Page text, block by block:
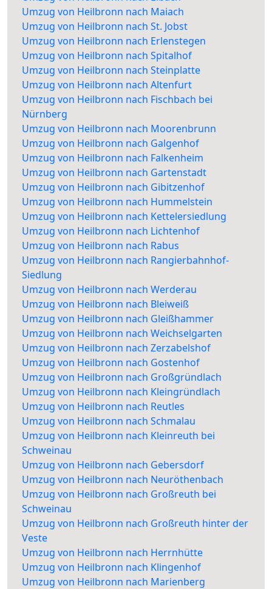
Umzug von Heilbronn nach Maiach
Umzug von Heilbronn nach St. Jobst
Umzug von Heilbronn nach Erlenstegen
Umzug von Heilbronn nach Spitalhof
Umzug von Heilbronn nach Steinplatte
Umzug von Heilbronn nach Altenfurt
Umzug von Heilbronn nach Fischbach bei
Nürnberg
Umzug von Heilbronn nach Moorenbrunn
Umzug von Heilbronn nach Galgenhof
Umzug von Heilbronn nach Falkenheim
Umzug von Heilbronn nach Gartenstadt
Umzug von Heilbronn nach Gibitzenhof
Umzug von Heilbronn nach Hummelstein
Umzug von Heilbronn nach Kettelersiedlung
Umzug von Heilbronn nach Lichtenhof
Umzug von Heilbronn nach Rabus
Umzug von Heilbronn nach Rangierbahnhof-
Siedlung
Umzug von Heilbronn nach Werderau
Umzug von Heilbronn nach Bleiweiß
Umzug von Heilbronn nach Gleißhammer
Umzug von Heilbronn nach Weichselgarten
Umzug von Heilbronn nach Zerzabelshof
Umzug von Heilbronn nach Gostenhof
Umzug von Heilbronn nach Großgründlach
Umzug von Heilbronn nach Kleingründlach
Umzug von Heilbronn nach Reutles
Umzug von Heilbronn nach Schmalau
Umzug von Heilbronn nach Kleinreuth bei
Schweinau
Umzug von Heilbronn nach Gebersdorf
Umzug von Heilbronn nach Neuröthenbach
Umzug von Heilbronn nach Großreuth bei
Schweinau
Umzug von Heilbronn nach Großreuth hinter der
Veste
Umzug von Heilbronn nach Herrnhütte
Umzug von Heilbronn nach Klingenhof
Umzug von Heilbronn nach Marienberg